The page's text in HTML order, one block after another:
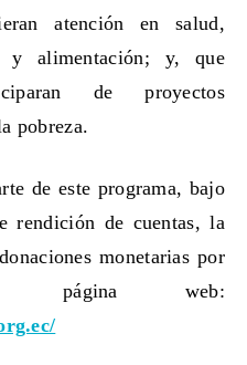
atención en salud,
y alimentación; y, que
de proyectos
pobreza.
de este programa, bajo
rendición de cuentas, la
monetarias por
web: